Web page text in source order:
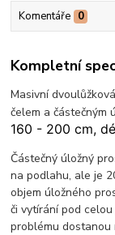
Komentáře 0
Kompletní
Masivní
čelem a částečným
160 - 200 cm,
Částečný úložný
na podlahu, ale je
objem úložného
či vytírání pod
problému dostanou